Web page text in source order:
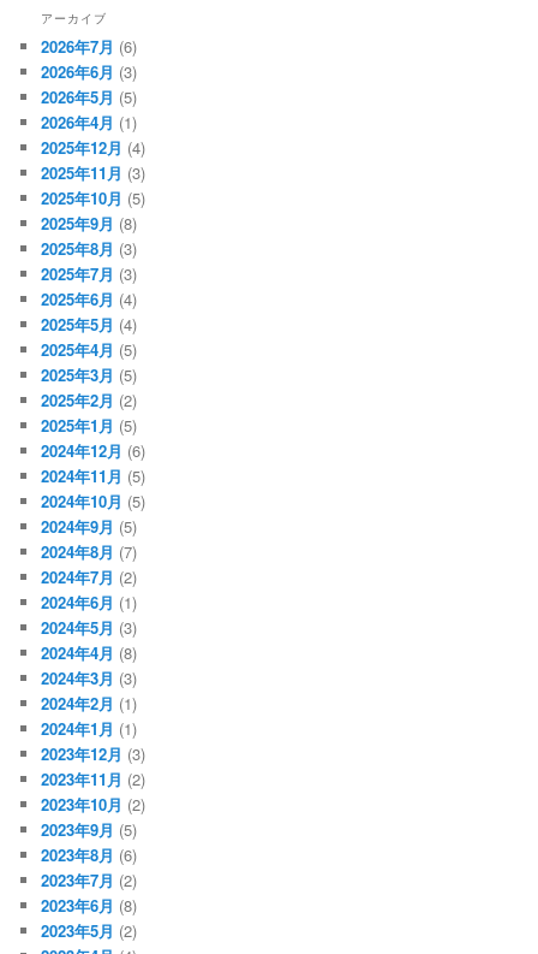
アーカイブ
2026年7月 (6)
2026年6月 (3)
2026年5月 (5)
2026年4月 (1)
2025年12月 (4)
2025年11月 (3)
2025年10月 (5)
2025年9月 (8)
2025年8月 (3)
2025年7月 (3)
2025年6月 (4)
2025年5月 (4)
2025年4月 (5)
2025年3月 (5)
2025年2月 (2)
2025年1月 (5)
2024年12月 (6)
2024年11月 (5)
2024年10月 (5)
2024年9月 (5)
2024年8月 (7)
2024年7月 (2)
2024年6月 (1)
2024年5月 (3)
2024年4月 (8)
2024年3月 (3)
2024年2月 (1)
2024年1月 (1)
2023年12月 (3)
2023年11月 (2)
2023年10月 (2)
2023年9月 (5)
2023年8月 (6)
2023年7月 (2)
2023年6月 (8)
2023年5月 (2)